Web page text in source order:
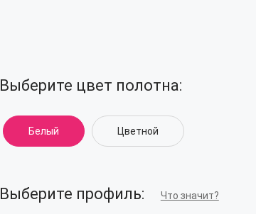
Выберите цвет полотна:
Белый Цветной
Выберите профиль: Что значит?